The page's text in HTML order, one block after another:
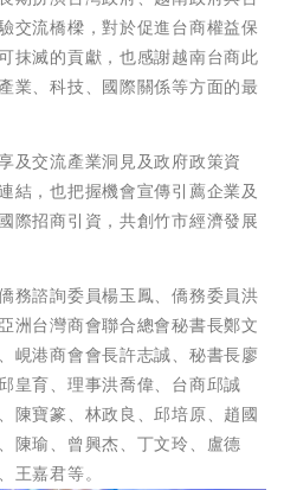
交流橋樑，對於促進台商權益保
抹滅的貢獻，也感謝越南台商此
業、科技、國際關係等方面的最
及交流產業洞見及政府政策資
結，也把握機會宣傳引薦企業及
際招商引資，共創竹市經濟發展
務諮詢委員楊玉鳳、僑務委員洪
洲台灣商會聯合總會秘書長鄭文
峴港商會會長許志誠、秘書長廖
皇育、理事洪喬偉、台商邱誠
陳寶篆、林政良、邱培原、趙國
陳瑜、曾興杰、丁文玲、盧德
王嘉君等。